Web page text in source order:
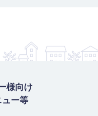
様向け
ー等